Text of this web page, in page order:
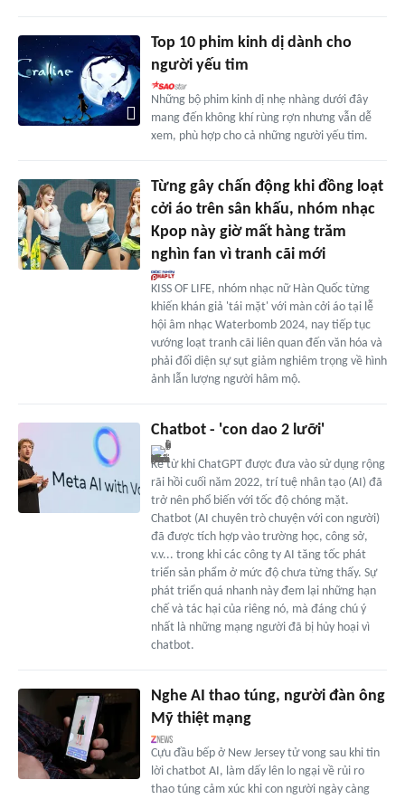
Top 10 phim kinh dị dành cho
người yếu tim
Những bộ phim kinh dị nhẹ nhàng dưới đây
mang đến không khí rùng rợn nhưng vẫn dễ
xem, phù hợp cho cả những người yếu tim.
Từng gây chấn động khi đồng loạt
cởi áo trên sân khấu, nhóm nhạc
Kpop này giờ mất hàng trăm
nghìn fan vì tranh cãi mới
KISS OF LIFE, nhóm nhạc nữ Hàn Quốc từng
khiến khán giả 'tái mặt' với màn cởi áo tại lễ
hội âm nhạc Waterbomb 2024, nay tiếp tục
vướng loạt tranh cãi liên quan đến văn hóa và
phải đối diện sự sụt giảm nghiêm trọng về hình
ảnh lẫn lượng người hâm mộ.
Chatbot - 'con dao 2 lưỡi'
Kể từ khi ChatGPT được đưa vào sử dụng rộng
rãi hồi cuối năm 2022, trí tuệ nhân tạo (AI) đã
trở nên phổ biến với tốc độ chóng mặt.
Chatbot (AI chuyên trò chuyện với con người)
đã được tích hợp vào trường học, công sở,
v.v... trong khi các công ty AI tăng tốc phát
triển sản phẩm ở mức độ chưa từng thấy. Sự
phát triển quá nhanh này đem lại những hạn
chế và tác hại của riêng nó, mà đáng chú ý
nhất là những mạng người đã bị hủy hoại vì
chatbot.
Nghe AI thao túng, người đàn ông
Mỹ thiệt mạng
Cựu đầu bếp ở New Jersey tử vong sau khi tin
lời chatbot AI, làm dấy lên lo ngại về rủi ro
thao túng cảm xúc khi con người ngày càng